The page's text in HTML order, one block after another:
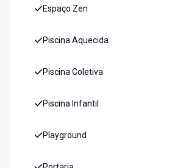
Espaço Zen
Piscina Aquecida
Piscina Coletiva
Piscina Infantil
Playground